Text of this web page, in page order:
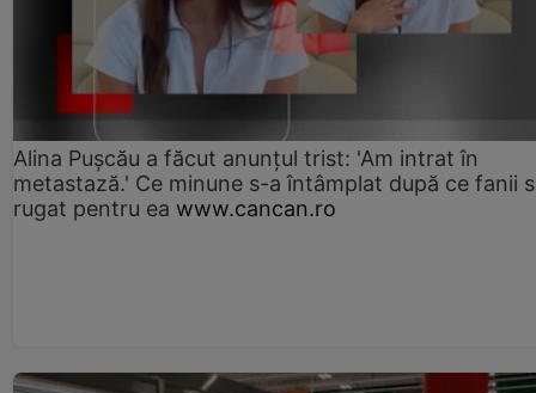
Alina Pușcău a făcut anunțul trist: 'Am intrat în
metastază.' Ce minune s-a întâmplat după ce fanii
rugat pentru ea www.cancan.ro